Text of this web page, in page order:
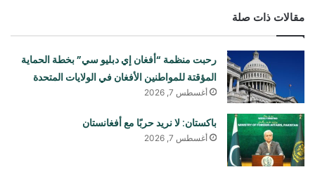
مقالات ذات صلة
رحبت منظمة “أفغان إي دبليو سي” بخطة الحماية
المؤقتة للمواطنين الأفغان في الولايات المتحدة
أغسطس 7, 2026
باكستان: لا نريد حربًا مع أفغانستان
أغسطس 7, 2026